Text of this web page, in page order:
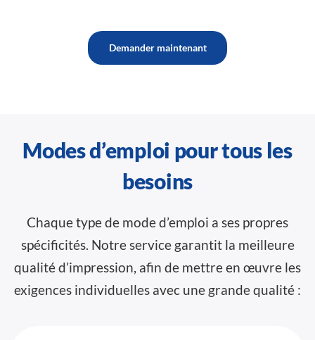
Demander maintenant
Modes d’emploi pour tous les
besoins
Chaque type de mode d’emploi a ses propres
spécificités. Notre service garantit la meilleure
qualité d’impression, afin de mettre en œuvre les
exigences individuelles avec une grande qualité :